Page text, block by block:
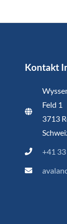
Kontakt
Feld 1
3713
+41